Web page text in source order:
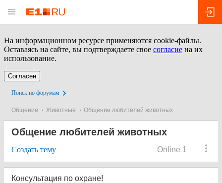
На информационном ресурсе применяются cookie-файлы.
Оставаясь на сайте, вы подтверждаете свое согласие на их
использование.
Согласен
Поиск по форумам
Общение Животные Общение любителей животных
Общение любителей животных
Online 1
Создать тему
Консультация по охране!